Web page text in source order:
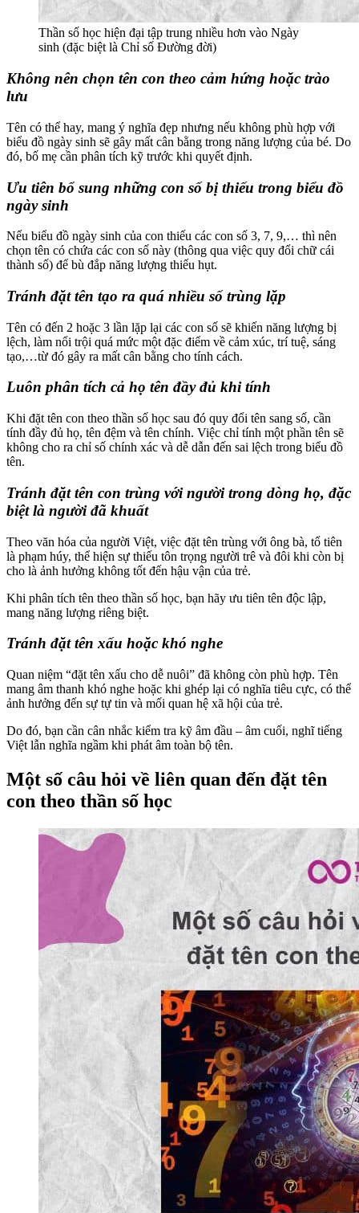
Thần số học hiện đại tập trung nhiều hơn vào Ngày
sinh (đặc biệt là Chỉ số Đường đời)
Không nên chọn tên con theo cảm hứng hoặc trào
lưu
Tên có thể hay, mang ý nghĩa đẹp nhưng nếu không phù hợp với
biểu đồ ngày sinh sẽ gây mất cân bằng trong năng lượng của bé. Do
đó, bố mẹ cần phân tích kỹ trước khi quyết định.
Ưu tiên bổ sung những con số bị thiếu trong biểu đồ
ngày sinh
Nếu biểu đồ ngày sinh của con thiếu các con số 3, 7, 9,… thì nên
chọn tên có chứa các con số này (thông qua việc quy đổi chữ cái
thành số) để bù đắp năng lượng thiếu hụt.
Tránh đặt tên tạo ra quá nhiều số trùng lặp
Tên có đến 2 hoặc 3 lần lặp lại các con số sẽ khiến năng lượng bị
lệch, làm nổi trội quá mức một đặc điểm về cảm xúc, trí tuệ, sáng
tạo,…từ đó gây ra mất cân bằng cho tính cách.
Luôn phân tích cả họ tên đầy đủ khi tính
Khi đặt tên con theo thần số học sau đó quy đổi tên sang số, cần
tính đầy đủ họ, tên đệm và tên chính. Việc chỉ tính một phần tên sẽ
không cho ra chỉ số chính xác và dễ dẫn đến sai lệch trong biểu đồ
tên.
Tránh đặt tên con trùng với người trong dòng họ, đặc
biệt là người đã khuất
Theo văn hóa của người Việt, việc đặt tên trùng với ông bà, tổ tiên
là phạm húy, thể hiện sự thiếu tôn trọng người trê và đôi khi còn bị
cho là ảnh hưởng không tốt đến hậu vận của trẻ.
Khi phân tích tên theo thần số học, bạn hãy ưu tiên tên độc lập,
mang năng lượng riêng biệt.
Tránh đặt tên xấu hoặc khó nghe
Quan niệm “đặt tên xấu cho dễ nuôi” đã không còn phù hợp. Tên
mang âm thanh khó nghe hoặc khi ghép lại có nghĩa tiêu cực, có thể
ảnh hưởng đến sự tự tin và mối quan hệ xã hội của trẻ.
Do đó, bạn cần cân nhắc kiểm tra kỹ âm đầu – âm cuối, nghĩ tiếng
Việt lẫn nghĩa ngầm khi phát âm toàn bộ tên.
Một số câu hỏi về liên quan đến đặt tên
con theo thần số học